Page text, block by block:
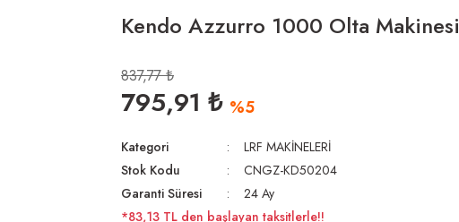
Kendo Azzurro 1000 Olta Makinesi
837,77 ₺
795,91 ₺ %5
Kategori
LRF MAKİNELERİ
Stok Kodu
CNGZ-KD50204
Garanti Süresi
24 Ay
*83,13 TL den başlayan taksitlerle!!